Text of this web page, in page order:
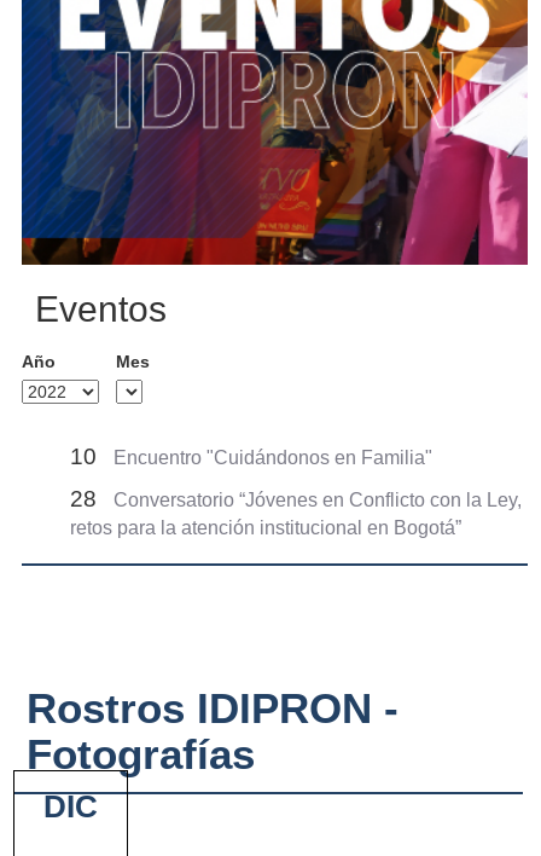
Eventos
Año Mes
10 Encuentro "Cuidándonos en Familia"
28
Conversatorio “Jóvenes en Conflicto con la Ley,
retos para la atención institucional en Bogotá”
Rostros IDIPRON -
Fotografías
DIC